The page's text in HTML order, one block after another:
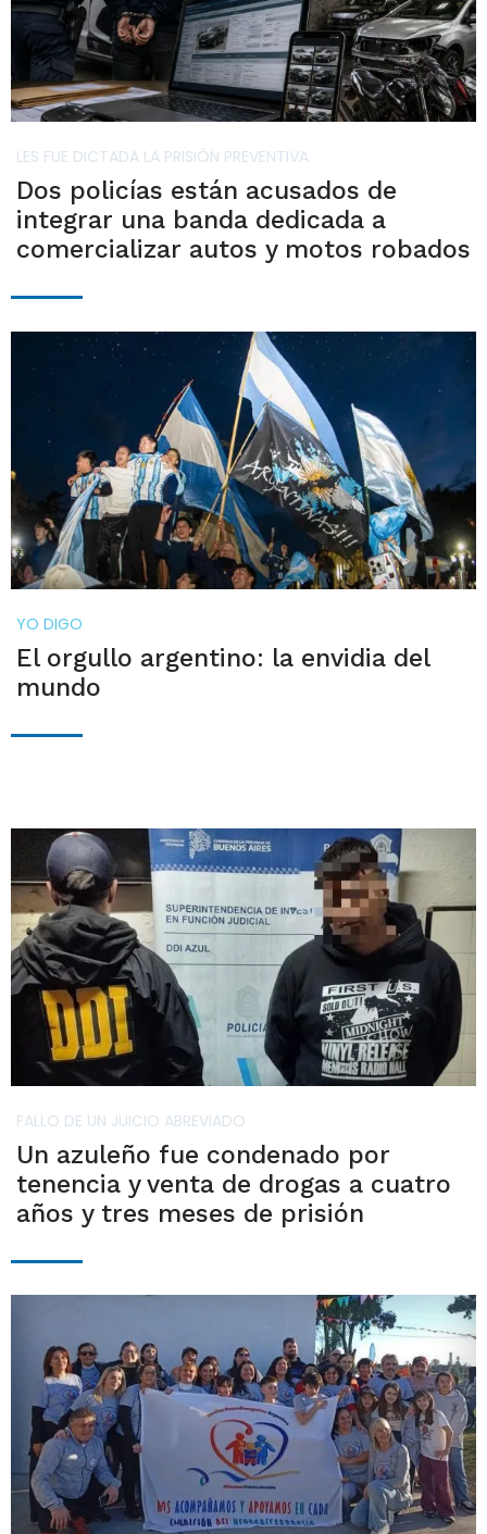
LES FUE DICTADA LA PRISIÓN PREVENTIVA
Dos policías están acusados de
integrar una banda dedicada a
comercializar autos y motos robados
YO DIGO
El orgullo argentino: la envidia del
mundo
FALLO DE UN JUICIO ABREVIADO
Un azuleño fue condenado por
tenencia y venta de drogas a cuatro
años y tres meses de prisión